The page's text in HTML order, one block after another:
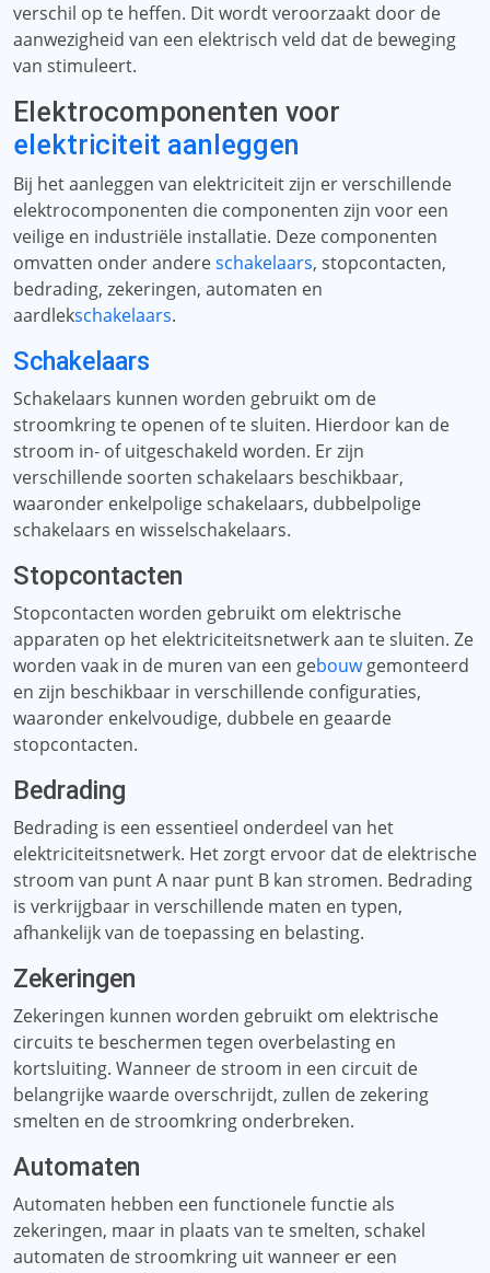
verschil op te heffen. Dit wordt veroorzaakt door de
aanwezigheid van een elektrisch veld dat de beweging
van stimuleert.
Elektrocomponenten voor
elektriciteit aanleggen
Bij het aanleggen van elektriciteit zijn er verschillende
elektrocomponenten die componenten zijn voor een
veilige en industriële installatie. Deze componenten
omvatten onder andereschakelaars, stopcontacten,
bedrading, zekeringen, automaten en
aardlekschakelaars.
Schakelaars
Schakelaars kunnen worden gebruikt om de
stroomkring te openen of te sluiten. Hierdoor kan de
stroom in- of uitgeschakeld worden. Er zijn
verschillende soorten schakelaars beschikbaar,
waaronder enkelpolige schakelaars, dubbelpolige
schakelaars en wisselschakelaars.
Stopcontacten
Stopcontacten worden gebruikt om elektrische
apparaten op het elektriciteitsnetwerk aan te sluiten. Ze
worden vaak in de muren van een gebouwgemonteerd
en zijn beschikbaar in verschillende configuraties,
waaronder enkelvoudige, dubbele en geaarde
stopcontacten.
Bedrading
Bedrading is een essentieel onderdeel van het
elektriciteitsnetwerk. Het zorgt ervoor dat de elektrische
stroom van punt A naar punt B kan stromen. Bedrading
is verkrijgbaar in verschillende maten en typen,
afhankelijk van de toepassing en belasting.
Zekeringen
Zekeringen kunnen worden gebruikt om elektrische
circuits te beschermen tegen overbelasting en
kortsluiting. Wanneer de stroom in een circuit de
belangrijke waarde overschrijdt, zullen de zekering
smelten en de stroomkring onderbreken.
Automaten
Automaten hebben een functionele functie als
zekeringen, maar in plaats van te smelten, schakel
automaten de stroomkring uit wanneer er een